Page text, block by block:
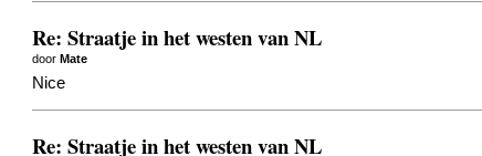
Re: Straatje in het westen van NL
door Mate
Nice
Re: Straatje in het westen van NL